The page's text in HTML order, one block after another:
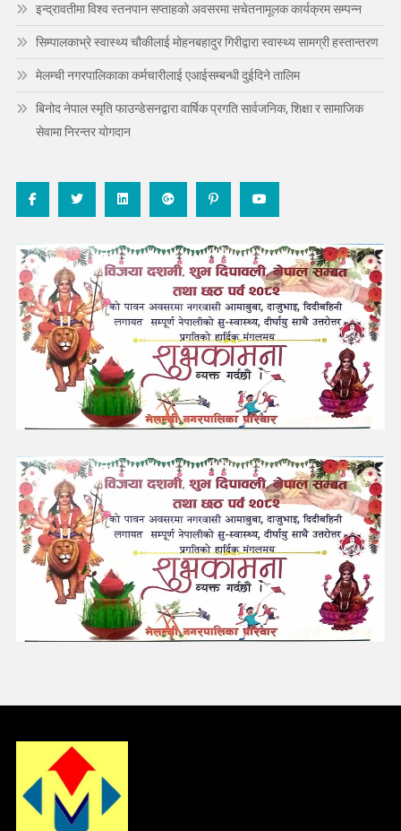
इन्द्रावतीमा विश्व स्तनपान सप्ताहको अवसरमा सचेतनामूलक कार्यक्रम सम्पन्न
सिम्पालकाभ्रे स्वास्थ्य चौकीलाई मोहनबहादुर गिरीद्वारा स्वास्थ्य सामग्री हस्तान्तरण
मेलम्ची नगरपालिकाका कर्मचारीलाई एआईसम्बन्धी दुईदिने तालिम
बिनोद नेपाल स्मृति फाउन्डेसनद्वारा वार्षिक प्रगति सार्वजनिक, शिक्षा र सामाजिक
सेवामा निरन्तर योगदान